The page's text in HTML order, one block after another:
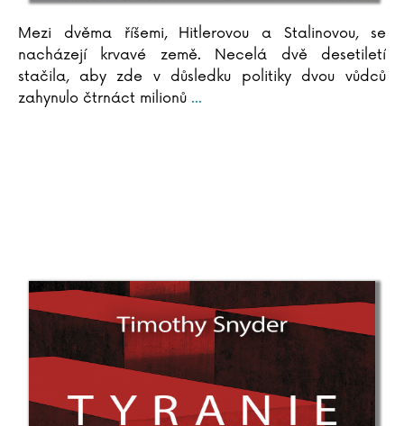
Mezi dvěma říšemi, Hitlerovou a Stalinovou, se
nacházejí krvavé země. Necelá dvě desetiletí
stačila, aby zde v důsledku politiky dvou vůdců
zahynulo čtrnáct milionů ...